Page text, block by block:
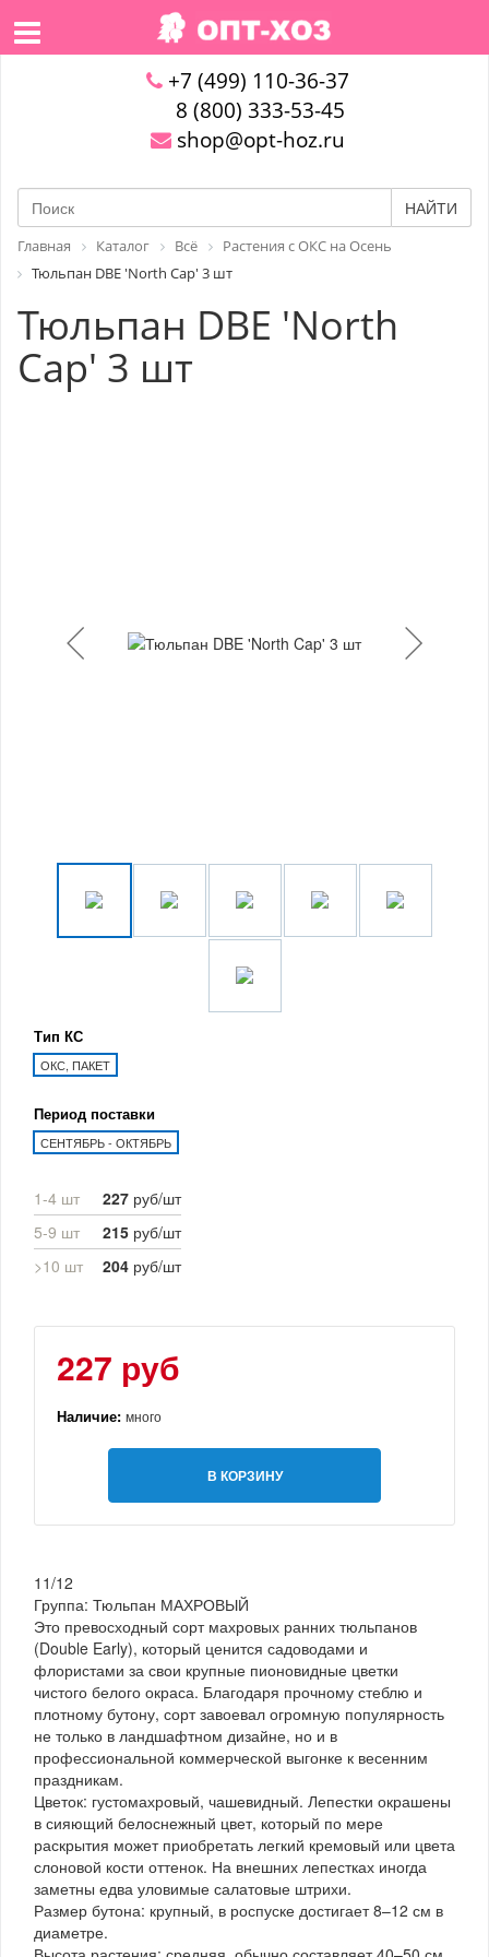
+7 (499) 110-36-37
8 (800) 333-53-45
shop@opt-hoz.ru
НАЙТИ
Главная Каталог Всё
Растения с ОКС на Осень
Тюльпан DBE 'North Cap' 3 шт
Тюльпан DBE 'North
Cap' 3 шт
Тип КС
ОКС, ПАКЕТ
Период поставки
СЕНТЯБРЬ - ОКТЯБРЬ
1-4 шт 227 руб/шт
5-9 шт
215 руб/шт
>10 шт
204 руб/шт
227 руб
Наличие: много
В КОРЗИНУ
11/12
Группа: Тюльпан МАХРОВЫЙ
Это превосходный сорт махровых ранних тюльпанов
(Double Early), который ценится садоводами и
флористами за свои крупные пионовидные цветки
чистого белого окраса. Благодаря прочному стеблю и
плотному бутону, сорт завоевал огромную популярность
не только в ландшафтном дизайне, но и в
профессиональной коммерческой выгонке к весенним
праздникам.
Цветок: густомахровый, чашевидный. Лепестки окрашены
в сияющий белоснежный цвет, который по мере
раскрытия может приобретать легкий кремовый или цвета
слоновой кости оттенок. На внешних лепестках иногда
заметны едва уловимые салатовые штрихи.
Размер бутона: крупный, в роспуске достигает 8–12 см в
диаметре.